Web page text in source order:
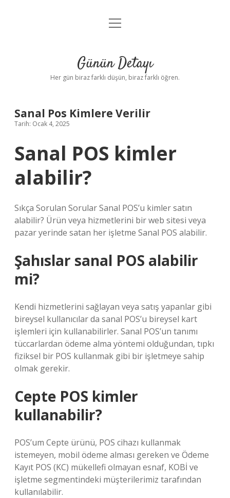
Anasayfa
Yasal Uyarı
menüyü
Günün Detayı
Her gün biraz farklı düşün, biraz farklı öğren.
Sanal Pos Kimlere Verilir
Tarih: Ocak 4, 2025
Sanal POS kimler
alabilir?
Sıkça Sorulan Sorular Sanal POS’u kimler satın
alabilir? Ürün veya hizmetlerini bir web sitesi veya
pazar yerinde satan her işletme Sanal POS alabilir.
Şahıslar sanal POS alabilir
mi?
Kendi hizmetlerini sağlayan veya satış yapanlar gibi
bireysel kullanıcılar da sanal POS’u bireysel kart
işlemleri için kullanabilirler. Sanal POS’un tanımı
tüccarlardan ödeme alma yöntemi olduğundan, tıpkı
fiziksel bir POS kullanmak gibi bir işletmeye sahip
olmak gerekir.
Cepte POS kimler
kullanabilir?
POS’um Cepte ürünü, POS cihazı kullanmak
istemeyen, mobil ödeme alması gereken ve Ödeme
Kayıt POS (KC) mükellefi olmayan esnaf, KOBİ ve
işletme segmentindeki müşterilerimiz tarafından
kullanılabilir.